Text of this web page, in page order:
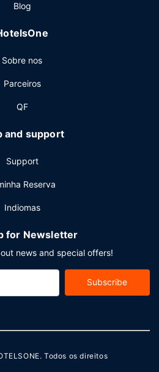
lounge. O hotel serve
mediante uma sobretaxa.
aberto 24 horas e Check-in
em Portsmouth? Este hotel
de 181 metros quadrados.
no local.
Blog
Sobre nos
Parceiros
QF
and support
Support
Reserva
Indiomas
for Newsletter
news and special offers!
Subscribe
. Todos os direitos